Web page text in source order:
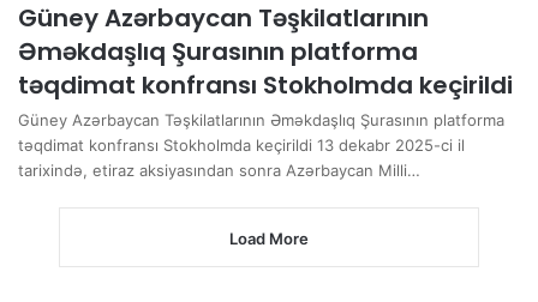
Güney Azərbaycan Təşkilatlarının
Əməkdaşlıq Şurasının platforma
təqdimat konfransı Stokholmda keçirildi
Güney Azərbaycan Təşkilatlarının Əməkdaşlıq Şurasının platforma
təqdimat konfransı Stokholmda keçirildi 13 dekabr 2025-ci il
tarixində, etiraz aksiyasından sonra Azərbaycan Milli…
Load More